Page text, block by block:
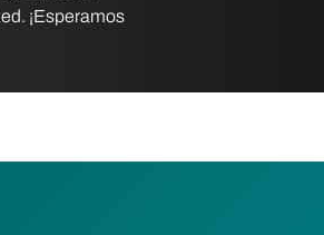
¡Esperamos